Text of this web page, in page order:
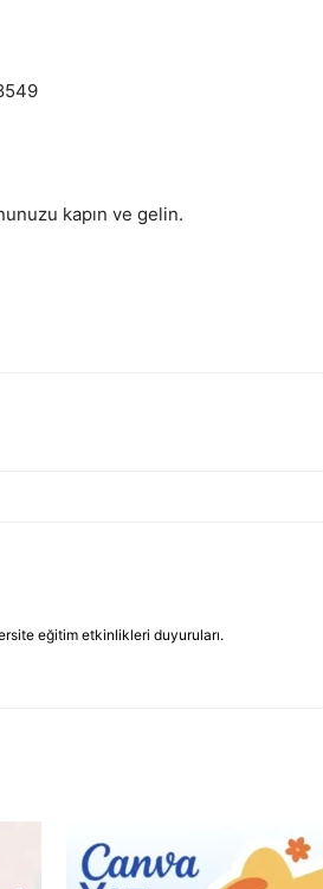
kapın ve gelin.
eğitim etkinlikleri duyuruları.